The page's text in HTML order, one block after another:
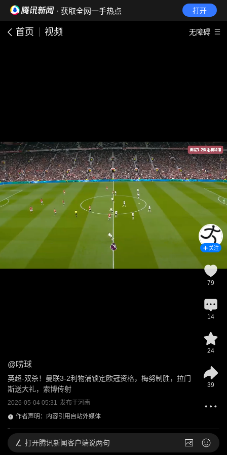
· 获取全网一手热点 打开
首页 视频 无障碍
@唠球
英超-双杀！曼联3-2利物浦锁定欧冠资格，梅努制胜，拉门
斯送大礼，索博传射
2026-05-04 05:31 发布于河南
作者声明：内容引用自站外媒体
关注
79
14
24
39
打开腾讯新闻客户端说两句